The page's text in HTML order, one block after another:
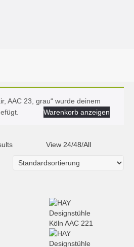
AAC 23, grau“ wurde deinem
Warenkorb anzeigen
View 24/48/All